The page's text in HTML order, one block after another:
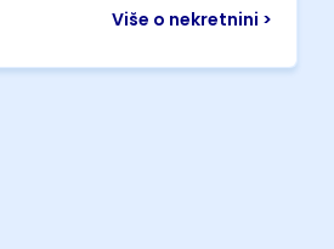
Više o nekretnini >